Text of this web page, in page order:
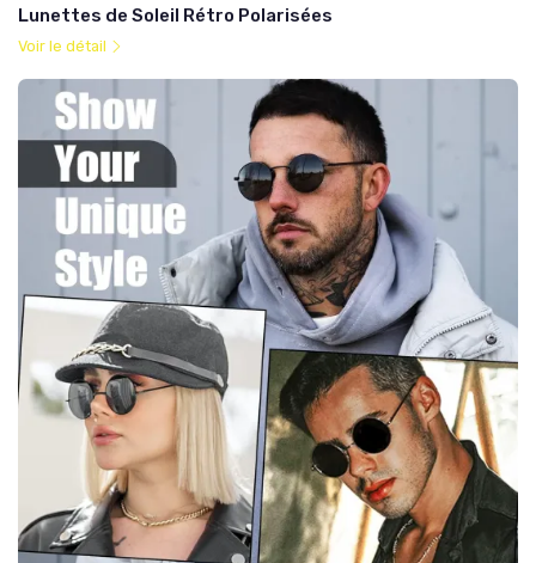
Lunettes de Soleil Rétro Polarisées
Voir le détail